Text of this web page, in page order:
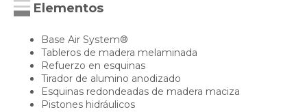
Elementos
Base Air System®
Tableros de madera melaminada
Refuerzo en esquinas
Tirador de alumino anodizado
Esquinas redondeadas de madera maciza
Pistones hidráulicos